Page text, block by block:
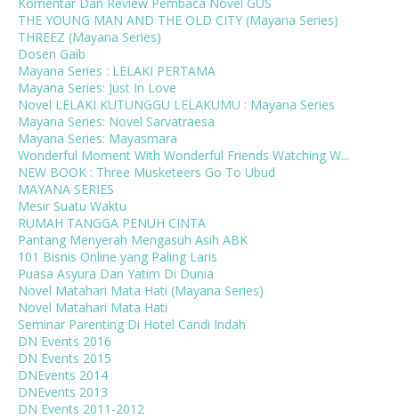
THE YOUNG MAN AND THE OLD CITY (Mayana Series)
THREEZ (Mayana Series)
Dosen Gaib
Mayana Series : LELAKI PERTAMA
Mayana Series: Just In Love
Novel LELAKI KUTUNGGU LELAKUMU : Mayana Series
Mayana Series: Novel Sarvatraesa
Mayana Series: Mayasmara
Wonderful Moment With Wonderful Friends Watching W...
NEW BOOK : Three Musketeers Go To Ubud
MAYANA SERIES
Mesir Suatu Waktu
RUMAH TANGGA PENUH CINTA
Pantang Menyerah Mengasuh Asih ABK
101 Bisnis Online yang Paling Laris
Puasa Asyura Dan Yatim Di Dunia
Novel Matahari Mata Hati (Mayana Series)
Novel Matahari Mata Hati
Seminar Parenting Di Hotel Candi Indah
DN Events 2016
DN Events 2015
DNEvents 2014
DNEvents 2013
DN Events 2011-2012